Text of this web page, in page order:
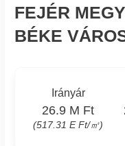
FEJÉR
BÉKE
Irányár
26.9 M Ft
(517.31 E Ft/㎡)